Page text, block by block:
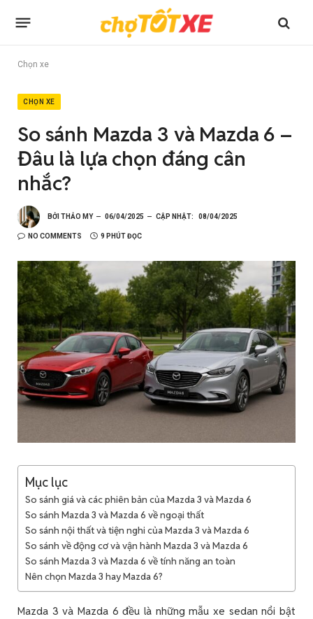
Chọn xe
CHỌN XE
So sánh Mazda 3 và Mazda 6 –
Đâu là lựa chọn đáng cân
nhắc?
BỞI THẢO MY 06/04/2025 CẬP NHẬT: 08/04/2025
NO COMMENTS 9 PHÚT ĐỌC
Mục lục
So sánh giá và các phiên bản của Mazda 3 và Mazda 6
So sánh Mazda 3 và Mazda 6 về ngoại thất
So sánh nội thất và tiện nghi của Mazda 3 và Mazda 6
So sánh về động cơ và vận hành Mazda 3 và Mazda 6
So sánh Mazda 3 và Mazda 6 về tính năng an toàn
Nên chọn Mazda 3 hay Mazda 6?
Mazda 3 và Mazda 6 đều là những mẫu xe sedan nổi bật